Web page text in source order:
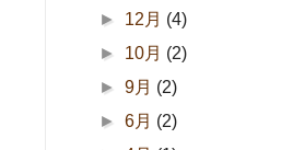
► 12月 (4)
► 10月 (2)
►9月 (2)
►6月 (2)